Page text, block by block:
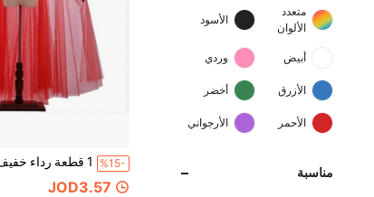
متعدد
الألوان
الأسود
أبيض وردي
الأزرق أخضر
الأحمر الأرجواني
مناسبة
%15-
JOD3.57